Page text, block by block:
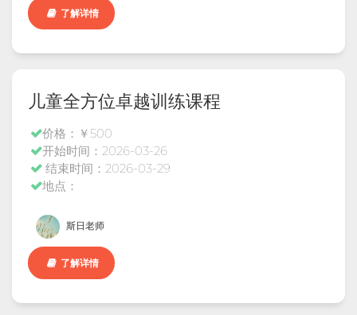
了解详情
儿童全方位卓越训练课程
价格：￥500
开始时间：2026-03-26
结束时间：2026-03-29
地点：
斯日老师
了解详情